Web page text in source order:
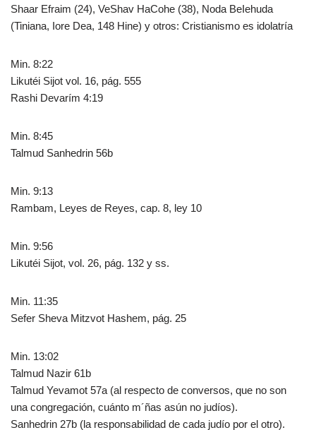
Shaar Efraim (24), VeShav HaCohe (38), Noda BeIehuda
(Tiniana, Iore Dea, 148 Hine) y otros: Cristianismo es idolatría
Min. 8:22
Likutéi Sijot vol. 16, pág. 555
Rashi Devarím 4:19
Min. 8:45
Talmud Sanhedrin 56b
Min. 9:13
Rambam, Leyes de Reyes, cap. 8, ley 10
Min. 9:56
Likutéi Sijot, vol. 26, pág. 132 y ss.
Min. 11:35
Sefer Sheva Mitzvot Hashem, pág. 25
Min. 13:02
Talmud Nazir 61b
Talmud Yevamot 57a (al respecto de conversos, que no son
una congregación, cuánto m´ñas asún no judíos).
Sanhedrin 27b (la responsabilidad de cada judío por el otro).